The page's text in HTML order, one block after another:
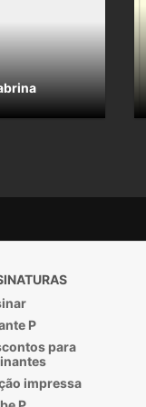
P
para
impressa